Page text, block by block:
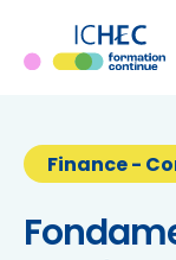
Finance -